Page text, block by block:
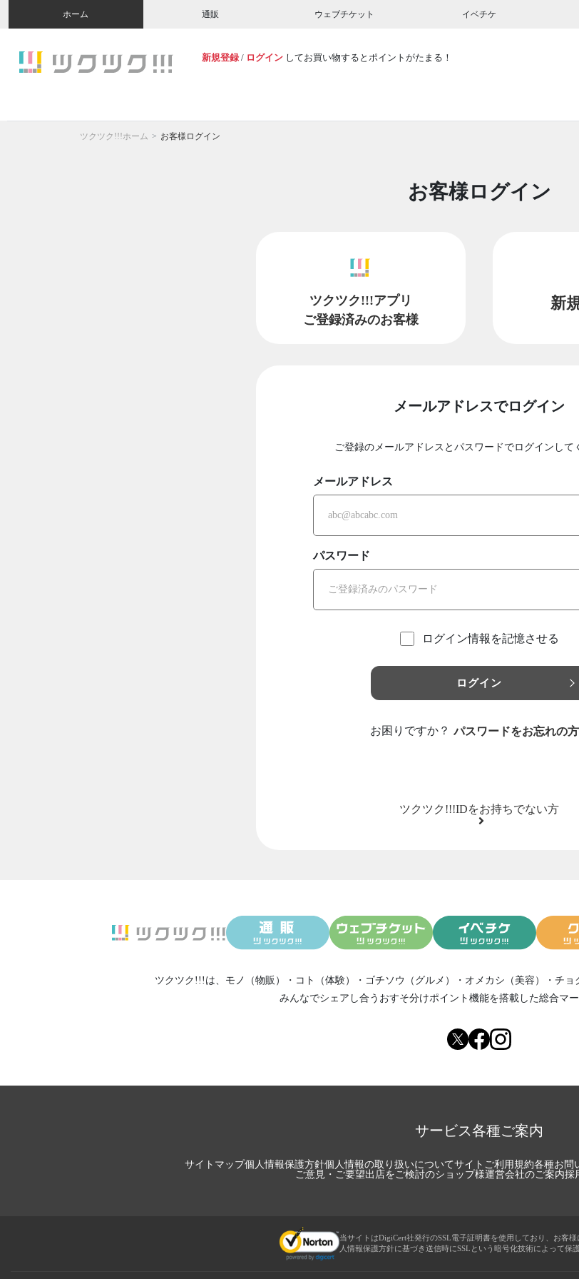
ホーム 通販 ウェブチケット イベチケ
新規登録 / ログイン してお買い物するとポイントがたまる！
ツクツク!!!ホーム お客様ログイン
お客様ログイン
ツクツク!!!アプリ
ご登録済みのお客様
新
メールアドレスでログイン
ご登録のメールアドレスとパスワードでログインして
メールアドレス
パスワード
ログイン情報を記憶させる
ログイン
お困りですか？ パスワードをお忘れの方
ツクツク!!!IDをお持ちでない方
ツクツク!!!は、 モノ（物販） ・ コト（体験） ・ ゴチソウ（グルメ） ・ オメカシ（美容） ・ チョ
みんなでシェアし合う おすそ分けポイント機能を搭載した総合マ
サービス各種ご案内
サイトマップ個人情報保護方針個人情報の取り扱いについてサイトご利用規約各種お問
ご意見・ご要望出店をご検討のショップ様運営会社のご案内採
当サイトはDigiCert社発行のSSL電子証明書を使用しており、お客
人情報保護方針に基づき送信時にSSLという暗号化技術によって保護